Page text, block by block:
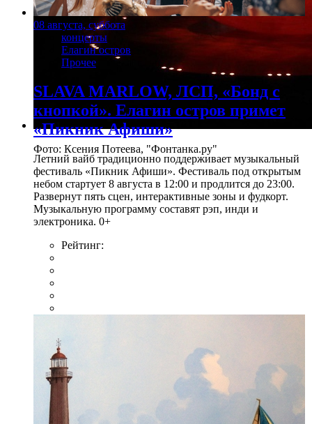
Фото: Ксения Потеева, "Фонтанка.ру"
08 августа, суббота
концерты
Елагин остров
Прочее
SLAVA MARLOW, ЛСП, «Бонд с
кнопкой». Елагин остров примет
«Пикник Афиши»
Летний вайб традиционно поддерживает музыкальный
фестиваль «Пикник Афиши». Фестиваль под открытым
небом стартует 8 августа в 12:00 и продлится до 23:00.
Развернут пять сцен, интерактивные зоны и фудкорт.
Музыкальную программу составят рэп, инди и
электроника. 0+
Рейтинг: